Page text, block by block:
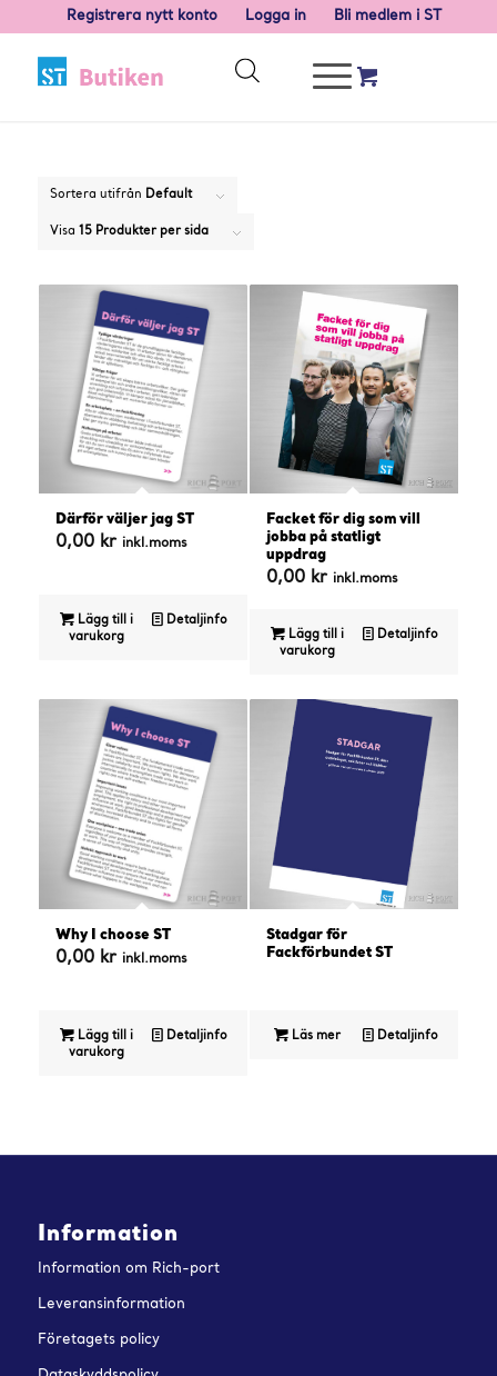
Registrera nytt konto Logga in Bli medlem i ST
Sortera utifrån Default
Visa 15 Produkter per sida
Därför väljer jag ST
0,00 kr inkl.moms
Lägg till i
varukorg
Detaljinfo
Facket för dig som vill
jobba på statligt
uppdrag
0,00 kr inkl.moms
Lägg till i
varukorg
Detaljinfo
Why I choose ST
0,00 kr inkl.moms
Lägg till i
varukorg
Detaljinfo
Stadgar för
Fackförbundet ST
Läs mer Detaljinfo
Information
Information om Rich-port
Leveransinformation
Företagets policy